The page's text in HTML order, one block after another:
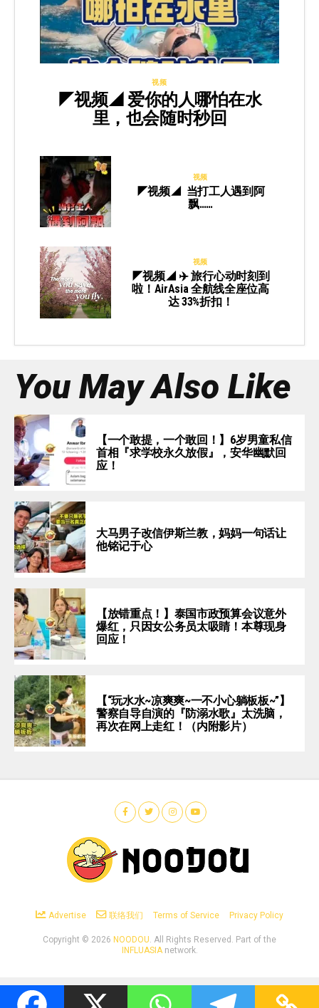
视频
◤视频◢ 爱你的人哪怕在水
里，也会随时秒回
视频
◤视频◢ 当打工人遇到阿
飘……
视频
◤视频◢ ✈️ 旅行心动时刻到
啦！AirAsia 全航线全座位高
达 33%折扣！
You May Also Like
【一个敢提，一个敢回！】6岁男童私信
首相『求学校永久放假』，安华幽默回
应！
大马男子改信伊斯兰教，妈妈一句话让
他铭记于心
【放错重点！】泰国市政预算会议意外
爆红，只因女公务员太吸睛！本尊现身
回应！
【“玩水水~凉爽爽~一不小心躺板板~”】
警察自导自演的『防溺水歌』太洗脑，
再次在网上走红！（内附影片）
Advertise 联络我们 Terms of Service Privacy Policy
Copyright © 2026 NOODOU. All Rights Reserved. Part of the
INFLUASIAnetwork.